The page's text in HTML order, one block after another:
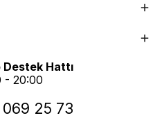
Hattı
- 20:00
25 73